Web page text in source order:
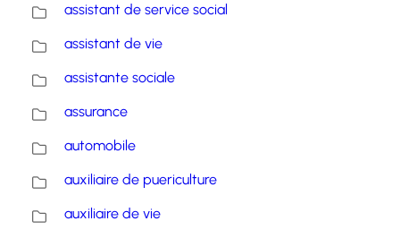
assistant de service social
assistant de vie
assistante sociale
assurance
automobile
auxiliaire de puericulture
auxiliaire de vie